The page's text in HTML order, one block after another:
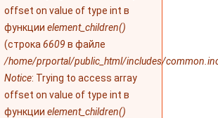
offset on value of type int в
функции element_children()
(строка 6609 в файле
/home/prportal/public_html/includes/
Notice: Trying to access array
offset on value of type int в
функции element_children()